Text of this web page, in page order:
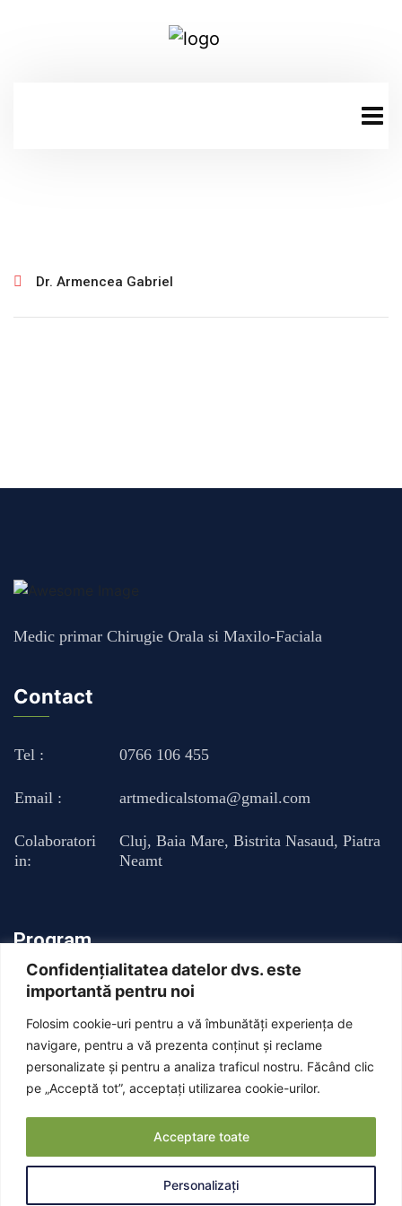
Confidențialitatea datelor dvs. este
importantă pentru noi
Folosim cookie-uri pentru a vă îmbunătăți experiența de
navigare, pentru a vă prezenta conținut și reclame
personalizate și pentru a analiza traficul nostru. Făcând clic
pe „Acceptă tot”, acceptați utilizarea cookie-urilor.
Personalizați
Acceptare toate
Dr. Armencea Gabriel
Medic primar Chirugie Orala si Maxilo-Faciala
Contact
Tel : 0766 106 455
Email : artmedicalstoma@gmail.com
Colaboratori
in:
Cluj, Baia Mare, Bistrita Nasaud, Piatra
Neamt
Program
Luni - Vineri : 13:00 - 20:00
Sambata: Inchis
Duminica: Inchis
© Copyright Dr. Armencea Gabriel 2025 . All right